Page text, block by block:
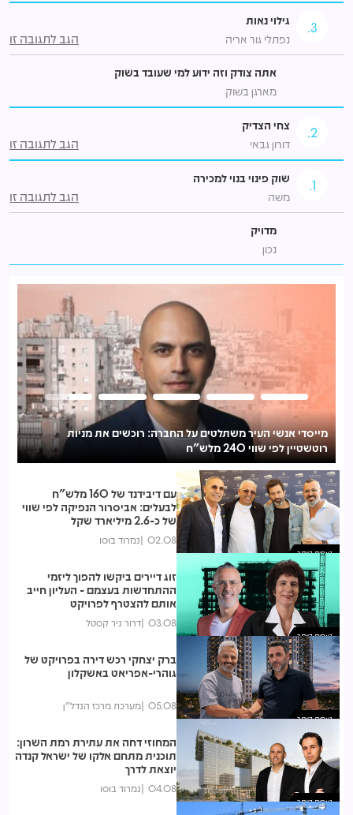
3.
גילוי נאות
נפתלי גור אריה
הגב לתגובה זו
אתה צודק וזה ידוע למי שעובד בשוק
מארגן בשוק
2.
צחי הצדיק
דורון גבאי
הגב לתגובה זו
1.
שוק פינוי בנוי למכירה
משה
הגב לתגובה זו
מדויק
נכון
אמפא רכשה את סרוגו חברה לבנייה תמורת 160 מיליון ש"ח
מייסדי אנשי העיר משתלטים על החברה: רוכשים את מניות
רוטשטיין לפי שווי 240 מלש"ח
נצפות ביותר
עם דיבידנד של 160 מלש"ח
לבעלים: אביסרור הנפיקה לפי שווי
של כ-2.6 מיליארד שקל
02.08 נמרוד בוסו
נצפות ביותר
זוג דיירים ביקשו להפוך ליזמי
ההתחדשות בעצמם - העליון חייב
אותם להצטרף לפרויקט
03.08 דרור ניר קסטל
נצפות ביותר
ברק יצחקי רכש דירה בפרויקט של
גוהרי-אפריאט באשקלון
05.08 מערכת מרכז הנדל"ן
נצפות ביותר
המחוזי דחה את עתירת רמת השרון:
תוכנית מתחם אלקו של ישראל קנדה
יוצאת לדרך
04.08 נמרוד בוסו